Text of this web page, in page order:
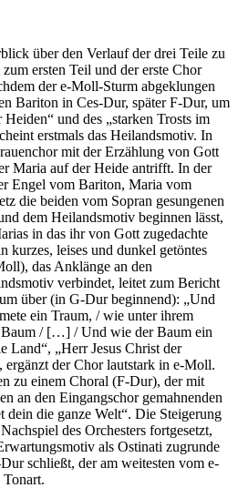
über den Verlauf der drei Teile zu
ersten Teil und der erste Chor
der e-Moll-Sturm abgeklungen
Bariton in Ces-Dur, später F-Dur, um
und des „starken Trosts im
erstmals das Heilandsmotiv. In
mit der Erzählung von Gott
Maria auf der Heide antrifft. In der
Engel vom Bariton, Maria vom
die beiden vom Sopran gesungenen
dem Heilandsmotiv beginnen lässt,
in das ihr von Gott zugedachte
kurzes, leises und dunkel getöntes
das Anklänge an den
verbindet, leitet zum Bericht
über (in G-Dur beginnend): „Und
ein Traum, / wie unter ihrem
Baum / […] / Und wie der Baum ein
Land“, „Herr Jesus Christ der
ergänzt der Chor lautstark in e-Moll.
zu einem Choral (F-Dur), der mit
an den Eingangschor gemahnenden
dein die ganze Welt“. Die Steigerung
des Orchesters fortgesetzt,
als Ostinati zugrunde
schließt, der am weitesten vom e-